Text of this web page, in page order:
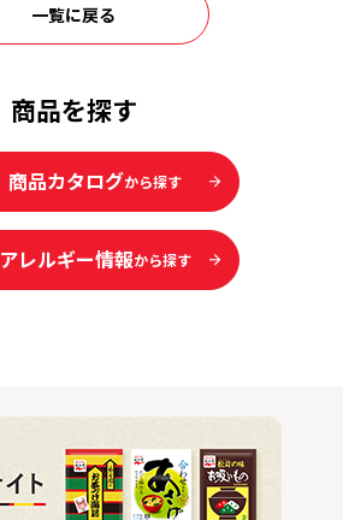
一覧に戻る
商品を探す
商品カタログから探す
アレルギー情報から探す